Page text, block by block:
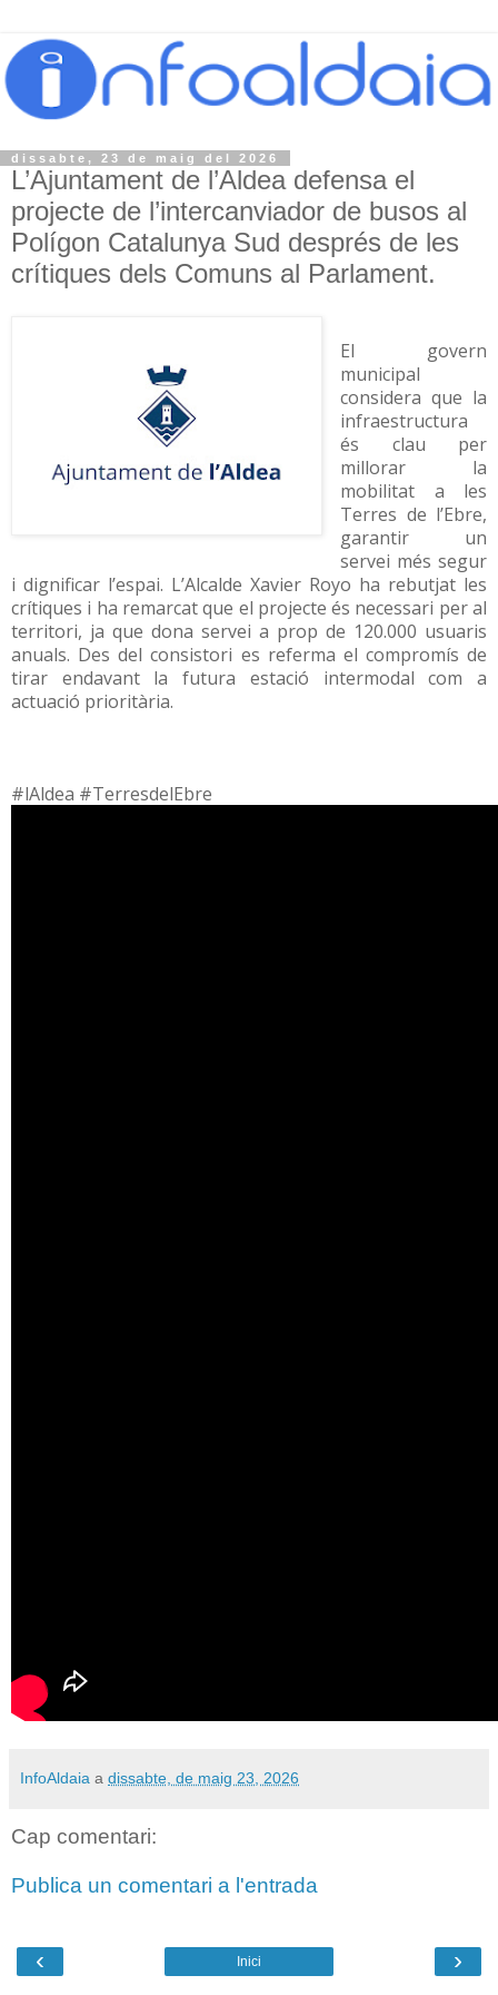
dissabte, 23 de maig del 2026
L’Ajuntament de l’Aldea defensa el
projecte de l’intercanviador de busos al
Polígon Catalunya Sud després de les
crítiques dels Comuns al Parlament.
El govern
municipal
considera que la
infraestructura
és clau per
millorar la
mobilitat a les
Terres de l’Ebre,
garantir un
servei més segur
i dignificar l’espai. L’Alcalde Xavier Royo ha rebutjat les
crítiques i ha remarcat que el projecte és necessari per al
territori, ja que dona servei a prop de 120.000 usuaris
anuals. Des del consistori es referma el compromís de
tirar endavant la futura estació intermodal com a
actuació prioritària.
#lAldea #TerresdelEbre
InfoAldaia a dissabte, de maig 23, 2026
Cap comentari:
Publica un comentari a l'entrada
‹ ›
Inici